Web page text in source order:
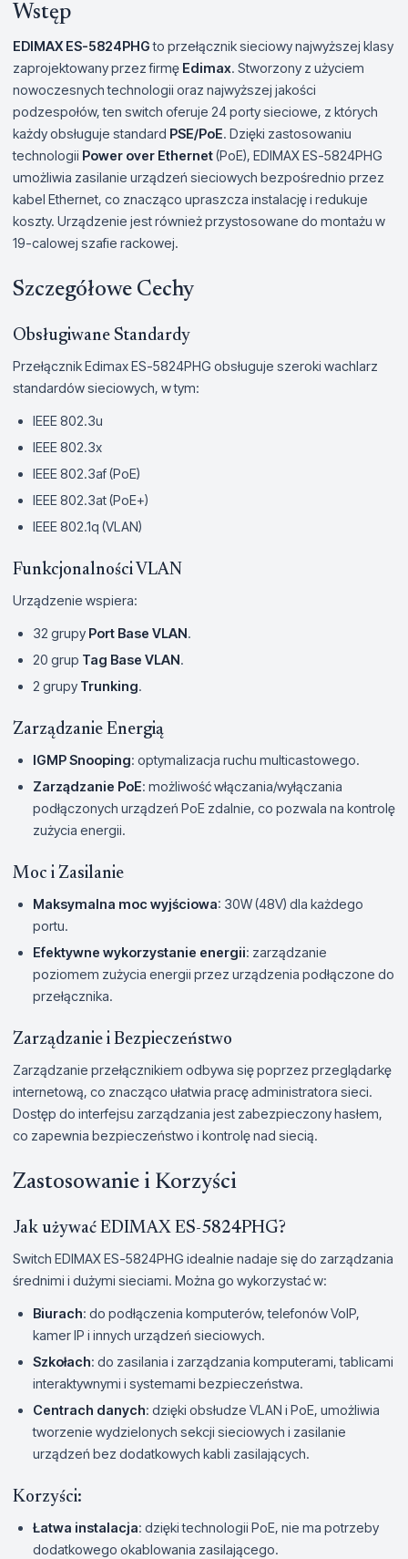
Wstęp
EDIMAX ES-5824PHGto przełącznik sieciowy najwyższej klasy
zaprojektowany przez firmę Edimax. Stworzony z użyciem
nowoczesnych technologii oraz najwyższej jakości
podzespołów, ten switch oferuje 24 porty sieciowe, z których
każdy obsługuje standard PSE/PoE. Dzięki zastosowaniu
technologii Power over Ethernet(PoE), EDIMAX ES-5824PHG
umożliwia zasilanie urządzeń sieciowych bezpośrednio przez
kabel Ethernet, co znacząco upraszcza instalację i redukuje
koszty. Urządzenie jest również przystosowane do montażu w
19-calowej szafie rackowej.
Szczegółowe Cechy
Obsługiwane Standardy
Przełącznik Edimax ES-5824PHG obsługuje szeroki wachlarz
standardów sieciowych, w tym:
IEEE 802.3u
IEEE 802.3x
IEEE 802.3af (PoE)
IEEE 802.3at (PoE+)
IEEE 802.1q (VLAN)
Funkcjonalności VLAN
Urządzenie wspiera:
32 grupy Port Base VLAN.
20 grup Tag Base VLAN.
2 grupy Trunking.
Zarządzanie Energią
IGMP Snooping: optymalizacja ruchu multicastowego.
Zarządzanie PoE: możliwość włączania/wyłączania
podłączonych urządzeń PoE zdalnie, co pozwala na kontrolę
zużycia energii.
Moc i Zasilanie
Maksymalna moc wyjściowa: 30W (48V) dla każdego
portu.
Efektywne wykorzystanie energii: zarządzanie
poziomem zużycia energii przez urządzenia podłączone do
przełącznika.
Zarządzanie i Bezpieczeństwo
Zarządzanie przełącznikiem odbywa się poprzez przeglądarkę
internetową, co znacząco ułatwia pracę administratora sieci.
Dostęp do interfejsu zarządzania jest zabezpieczony hasłem,
co zapewnia bezpieczeństwo i kontrolę nad siecią.
Zastosowanie i Korzyści
Jak używać EDIMAX ES-5824PHG?
Switch EDIMAX ES-5824PHG idealnie nadaje się do zarządzania
średnimi i dużymi sieciami. Można go wykorzystać w:
Biurach: do podłączenia komputerów, telefonów VoIP,
kamer IP i innych urządzeń sieciowych.
Szkołach: do zasilania i zarządzania komputerami, tablicami
interaktywnymi i systemami bezpieczeństwa.
Centrach danych: dzięki obsłudze VLAN i PoE, umożliwia
tworzenie wydzielonych sekcji sieciowych i zasilanie
urządzeń bez dodatkowych kabli zasilających.
Korzyści:
Łatwa instalacja: dzięki technologii PoE, nie ma potrzeby
dodatkowego okablowania zasilającego.